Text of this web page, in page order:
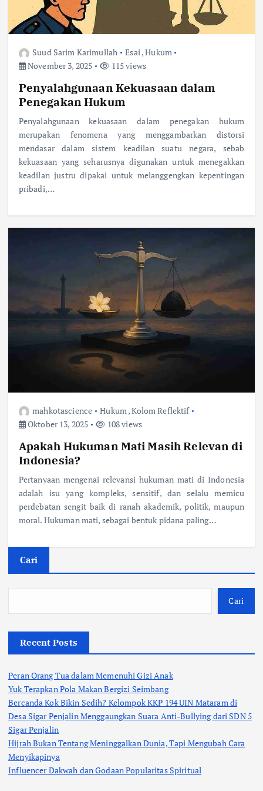
Suud Sarim Karimullah Esai,Hukum
November 3, 2025
115 views
Penyalahgunaan Kekuasaan dalam
Penegakan Hukum
Penyalahgunaan kekuasaan dalam penegakan hukum
merupakan fenomena yang menggambarkan distorsi
mendasar dalam sistem keadilan suatu negara, sebab
kekuasaan yang seharusnya digunakan untuk menegakkan
keadilan justru dipakai untuk melanggengkan kepentingan
pribadi,…
mahkotascience Hukum,Kolom Reflektif
Oktober 13, 2025
108 views
Apakah Hukuman Mati Masih Relevan di
Indonesia?
Pertanyaan mengenai relevansi hukuman mati di Indonesia
adalah isu yang kompleks, sensitif, dan selalu memicu
perdebatan sengit baik di ranah akademik, politik, maupun
moral. Hukuman mati, sebagai bentuk pidana paling…
Cari
Cari
Recent Posts
Peran Orang Tua dalam Memenuhi Gizi Anak
Yuk Terapkan Pola Makan Bergizi Seimbang
Bercanda Kok Bikin Sedih? Kelompok KKP 194 UIN Mataram di
Desa Sigar Penjalin Menggaungkan Suara Anti-Bullying dari SDN 5
Sigar Penjalin
Hijrah Bukan Tentang Meninggalkan Dunia, Tapi Mengubah Cara
Menyikapinya
Influencer Dakwah dan Godaan Popularitas Spiritual